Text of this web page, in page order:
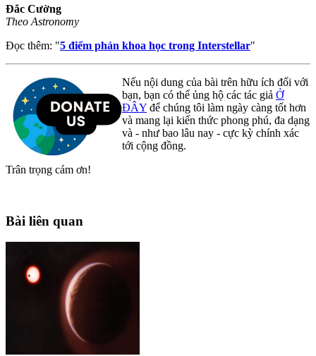
Đắc Cường
Theo Astronomy
Đọc thêm: "5 điểm phản khoa học trong Interstellar"
Nếu nội dung của bài trên hữu ích đối với
bạn, bạn có thể ủng hộ các tác giả Ở
ĐÂY để chúng tôi làm ngày càng tốt hơn
và mang lại kiến thức phong phú, đa dạng
và - như bao lâu nay - cực kỳ chính xác
tới cộng đồng.
Trân trọng cám ơn!
Bài liên quan